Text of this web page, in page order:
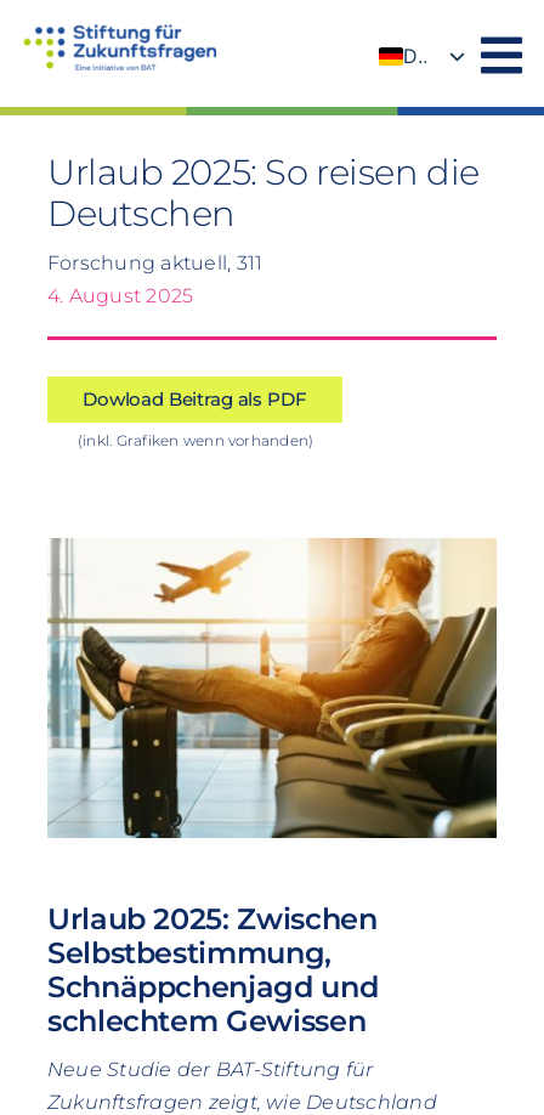
Inhalt
DE
Urlaub 2025: So reisen die
Deutschen
Forschung aktuell, 311
4. August 2025
Dowload Beitrag als PDF
(inkl. Grafiken wenn vorhanden)
Urlaub 2025: Zwischen
Selbstbestimmung,
Schnäppchenjagd und
schlechtem Gewissen
Neue Studie der BAT-Stiftung für
Zukunftsfragen zeigt, wie Deutschland